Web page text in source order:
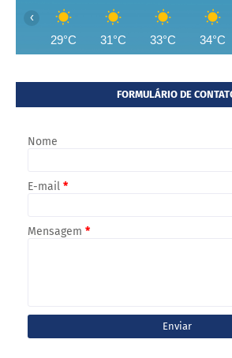
29°C 31°C 33°C 34°C
‹
FORMULÁRIO DE
Nome
E-mail *
Mensagem *